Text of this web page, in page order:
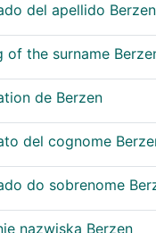
del apellido Berzen
of the surname
de Berzen
del cognome
do sobrenome
nazwiska Berzen